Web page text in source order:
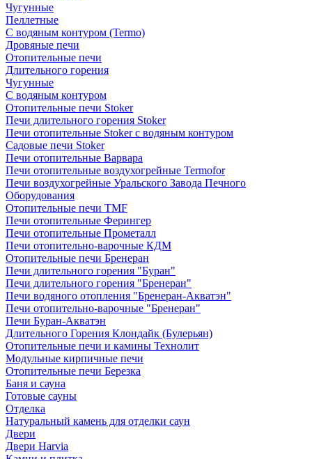
Чугунные
Пеллетные
С водяным контуром (Termo)
Дровяные печи
Отопительные печи
Длительного горения
Чугунные
C водяным контуром
Отопительные печи Stoker
Печи длительного горения Stoker
Печи отопительные Stoker с водяным контуром
Садовые печи Stoker
Печи отопительные Варвара
Печи отопительные воздухогрейные Termofor
Печи воздухогрейные Уральского Завода Печного
Оборудования
Отопительные печи TMF
Печи отопительные Ферингер
Печи отопительные Прометалл
Печи отопительно-варочные КДМ
Отопительные печи Бренеран
Печи длительного горения "Буран"
Печи длительного горения "Бренеран"
Печи водяного отопления "Бренеран-Акватэн"
Печи отопительно-варочные "Бренеран"
Печи Буран-Акватэн
Длительного Горения Клондайк (Булерьян)
Отопительные печи и камины Технолит
Модульные кирпичные печи
Отопительные печи Березка
Баня и сауна
Готовые сауны
Отделка
Натуральный камень для отделки саун
Двери
Двери Harvia